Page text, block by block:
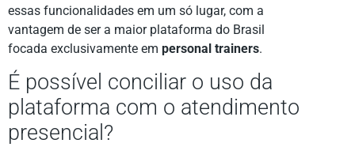
essas funcionalidades em um só lugar, com a
vantagem de ser a maior plataforma do Brasil
focada exclusivamente em personal trainers.
É possível conciliar o uso da
plataforma com o atendimento
presencial?